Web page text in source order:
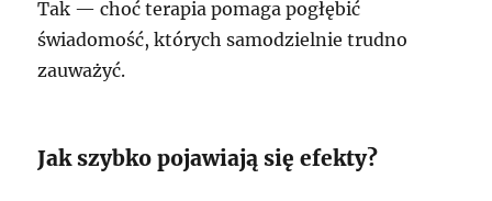
Tak — choć terapia pomaga pogłębić
świadomość, których samodzielnie trudno
zauważyć.
Jak szybko pojawiają się efekty?